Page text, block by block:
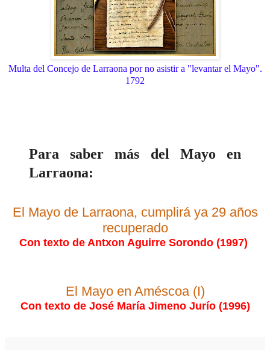
Multa del Concejo de Larraona por no asistir a "levantar el Mayo".
1792
Para saber más del Mayo en
Larraona:
El Mayo de Larraona, cumplirá ya 29 años
recuperado
Con texto de Antxon Aguirre Sorondo (1997)
El Mayo en Améscoa (I)
Con texto de José María Jimeno Jurío (1996)